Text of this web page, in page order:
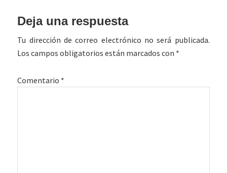
Interacciones
con
los
Deja una respuesta
Tu dirección de correo electrónico no será publicada.
Los campos obligatorios están marcados con *
Comentario *